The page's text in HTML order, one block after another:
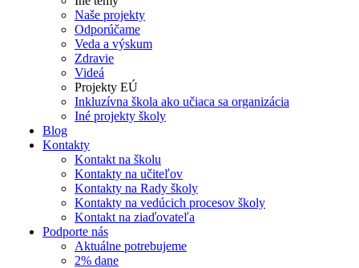
Naše projekty
Odporúčame
Veda a výskum
Zdravie
Videá
Projekty EÚ
Inkluzívna škola ako učiaca sa organizácia
Iné projekty školy
Blog
Kontakty
Kontakt na školu
Kontakty na učiteľov
Kontakty na Rady školy
Kontakty na vedúcich procesov školy
Kontakt na ziaďovateľa
Podporte nás
Aktuálne potrebujeme
2% dane